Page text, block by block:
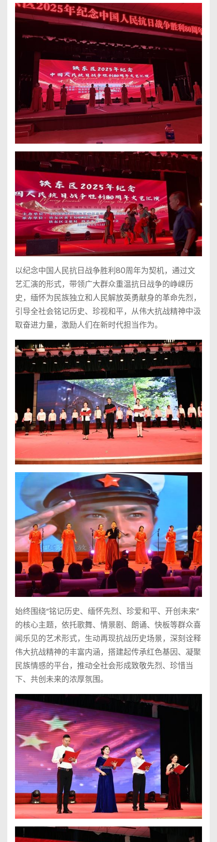
以纪念中国人民抗日战争胜利80周年为契机，通过文
艺汇演的形式，带领广大群众重温抗日战争的峥嵘历
史，缅怀为民族独立和人民解放英勇献身的革命先烈，
引导全社会铭记历史、珍视和平，从伟大抗战精神中汲
取奋进力量，激励人们在新时代担当作为。
始终围绕“铭记历史、缅怀先烈、珍爱和平、开创未来”
的核心主题，依托歌舞、情景剧、朗诵、快板等群众喜
闻乐见的艺术形式，生动再现抗战历史场景，深刻诠释
伟大抗战精神的丰富内涵，搭建起传承红色基因、凝聚
民族情感的平台，推动全社会形成致敬先烈、珍惜当
下、共创未来的浓厚氛围。